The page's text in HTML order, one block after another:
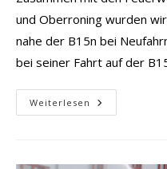
und Oberroning wurden
nahe der B15n bei
bei seiner Fahrt auf der
Weiterlesen Brand